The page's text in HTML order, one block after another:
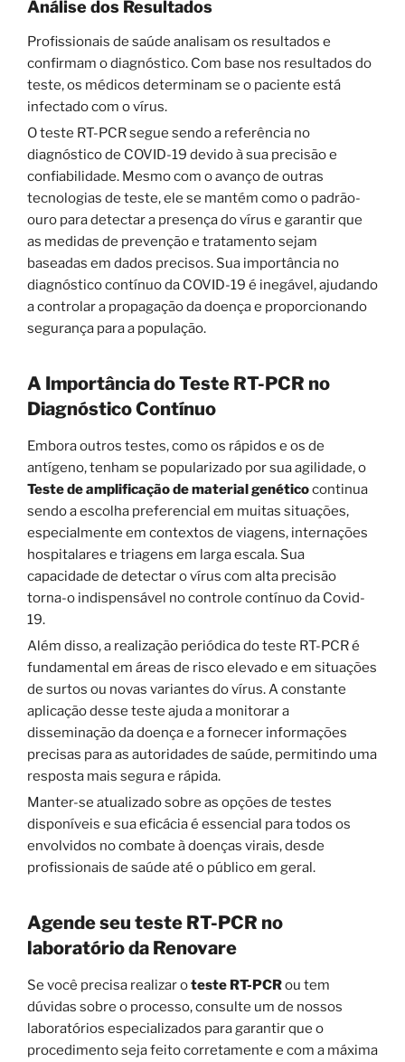
Análise dos Resultados
Profissionais de saúde analisam os resultados e
confirmam o diagnóstico. Com base nos resultados do
teste, os médicos determinam se o paciente está
infectado com o vírus.
O teste RT-PCR segue sendo a referência no
diagnóstico de COVID-19 devido à sua precisão e
confiabilidade. Mesmo com o avanço de outras
tecnologias de teste, ele se mantém como o padrão-
ouro para detectar a presença do vírus e garantir que
as medidas de prevenção e tratamento sejam
baseadas em dados precisos. Sua importância no
diagnóstico contínuo da COVID-19 é inegável, ajudando
a controlar a propagação da doença e proporcionando
segurança para a população.
A Importância do Teste RT-PCR no
Diagnóstico Contínuo
Embora outros testes, como os rápidos e os de
antígeno, tenham se popularizado por sua agilidade, o
Teste de amplificação de material genéticocontinua
sendo a escolha preferencial em muitas situações,
especialmente em contextos de viagens, internações
hospitalares e triagens em larga escala. Sua
capacidade de detectar o vírus com alta precisão
torna-o indispensável no controle contínuo da Covid-
19.
Além disso, a realização periódica do teste RT-PCR é
fundamental em áreas de risco elevado e em situações
de surtos ou novas variantes do vírus. A constante
aplicação desse teste ajuda a monitorar a
disseminação da doença e a fornecer informações
precisas para as autoridades de saúde, permitindo uma
resposta mais segura e rápida.
Manter-se atualizado sobre as opções de testes
disponíveis e sua eficácia é essencial para todos os
envolvidos no combate à doenças virais, desde
profissionais de saúde até o público em geral.
Agende seu teste RT-PCR no
laboratório da Renovare
Se você precisa realizar oteste RT-PCRou tem
dúvidas sobre o processo, consulte um de nossos
laboratórios especializados para garantir que o
procedimento seja feito corretamente e com a máxima